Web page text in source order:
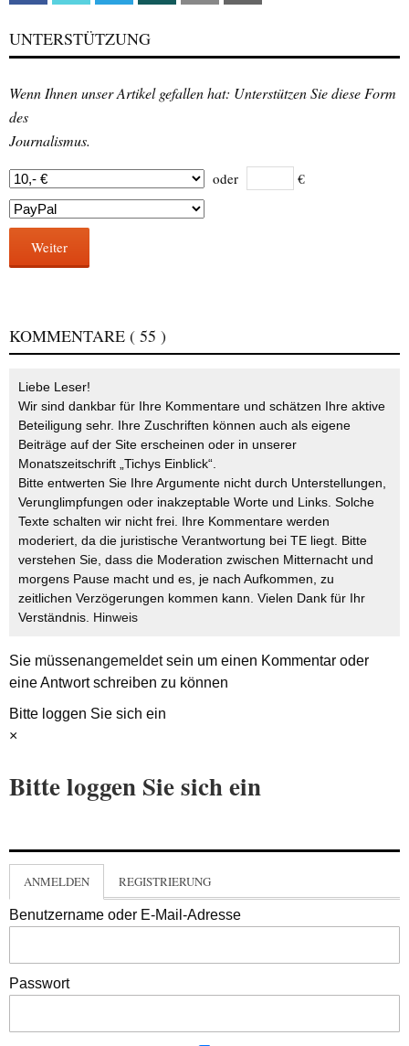
UNTERSTÜTZUNG
Wenn Ihnen unser Artikel gefallen hat: Unterstützen Sie diese Form
des
Journalismus.
oder €
Weiter
KOMMENTARE ( 55 )
Liebe Leser!
Wir sind dankbar für Ihre Kommentare und schätzen Ihre aktive
Beteiligung sehr. Ihre Zuschriften können auch als eigene
Beiträge auf der Site erscheinen oder in unserer
Monatszeitschrift „Tichys Einblick“.
Bitte entwerten Sie Ihre Argumente nicht durch Unterstellungen,
Verunglimpfungen oder inakzeptable Worte und Links. Solche
Texte schalten wir nicht frei. Ihre Kommentare werden
moderiert, da die juristische Verantwortung bei TE liegt. Bitte
verstehen Sie, dass die Moderation zwischen Mitternacht und
morgens Pause macht und es, je nach Aufkommen, zu
zeitlichen Verzögerungen kommen kann. Vielen Dank für Ihr
Verständnis. Hinweis
Sie müssenangemeldetsein um einen Kommentar oder
eine Antwort schreiben zu können
Bitte loggen Sie sich ein
×
Bitte loggen Sie sich ein
ANMELDEN REGISTRIERUNG
Benutzername oder E-Mail-Adresse
Passwort